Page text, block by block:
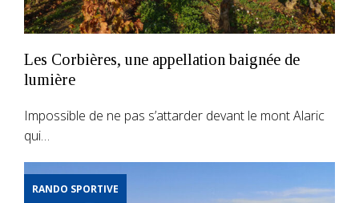
Les Corbières, une appellation baignée de
lumière
Impossible de ne pas s’attarder devant le mont Alaric
qui…
RANDO SPORTIVE